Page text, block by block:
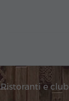
Ristoranti e club